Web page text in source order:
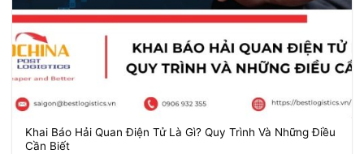
Khai Báo Hải Quan Điện Tử Là Gì? Quy Trình Và Những Điều
Cần Biết